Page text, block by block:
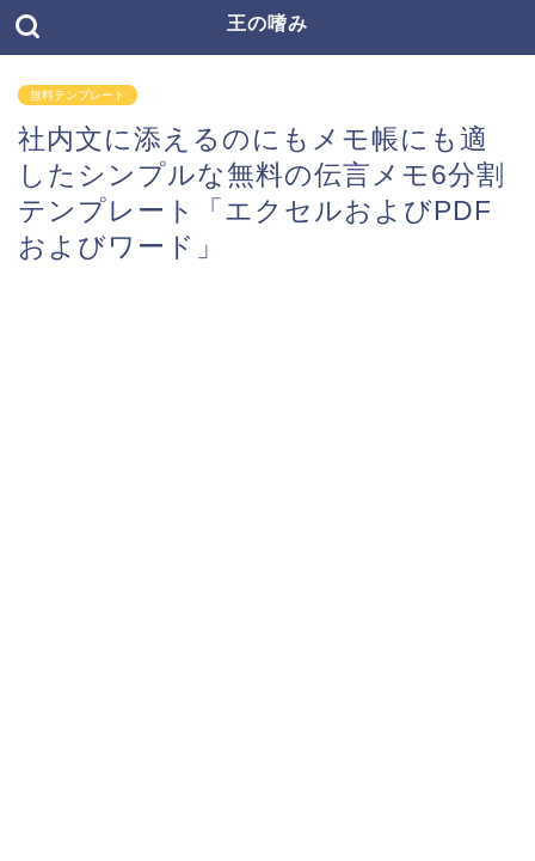
王の嗜み
無料テンプレート
社内文に添えるのにもメモ帳にも適
したシンプルな無料の伝言メモ6分割
テンプレート「エクセルおよびPDF
およびワード」